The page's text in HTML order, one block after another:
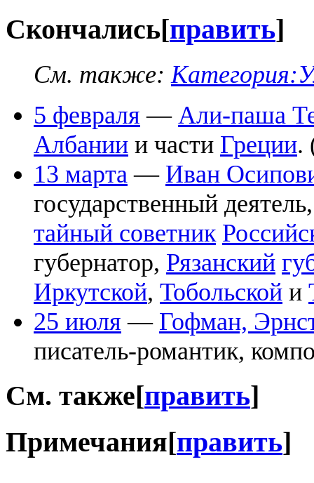
Скончались[править]
См. также:
5 февраля — Али-паша
Албании и части Греции.
13 марта — Иван
государственный
тайный советник
губернатор, Рязанский
Иркутской, Тобольской и
25 июля — Гофман,
писатель-романтик,
См. также[править]
Примечания[править]